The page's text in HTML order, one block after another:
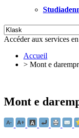
Accéder aux services
Accueil
> Mont e
Mont e